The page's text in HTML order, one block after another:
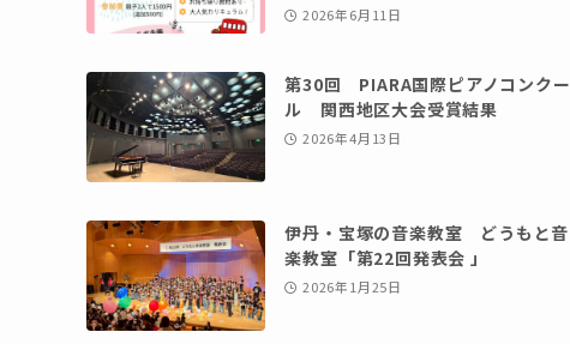
2026年6月11日
第30回 PIARA国際ピアノコンクー
ル 関西地区大会受賞結果
2026年4月13日
伊丹・宝塚の音楽教室 どうもと音
楽教室「第22回発表会 」
2026年1月25日